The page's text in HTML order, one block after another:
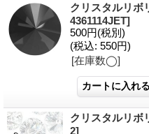
クリスタルリボ
4361114JET]
500円(税別)
(税込: 550円)
[在庫数◯]
クリスタルリボ
2]